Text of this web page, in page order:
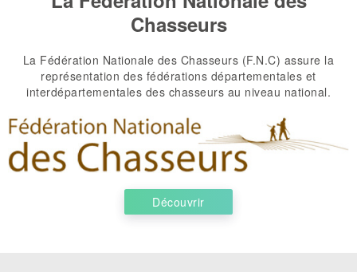
Chasseurs
La Fédération Nationale des Chasseurs (F.N.C) assure la
représentation des fédérations départementales et
interdépartementales des chasseurs au niveau national.
Découvrir